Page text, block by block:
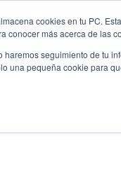
cookies en tu PC.
conocer más acerca de las
haremos seguimiento de tu
una pequeña cookie para
a $100.000.